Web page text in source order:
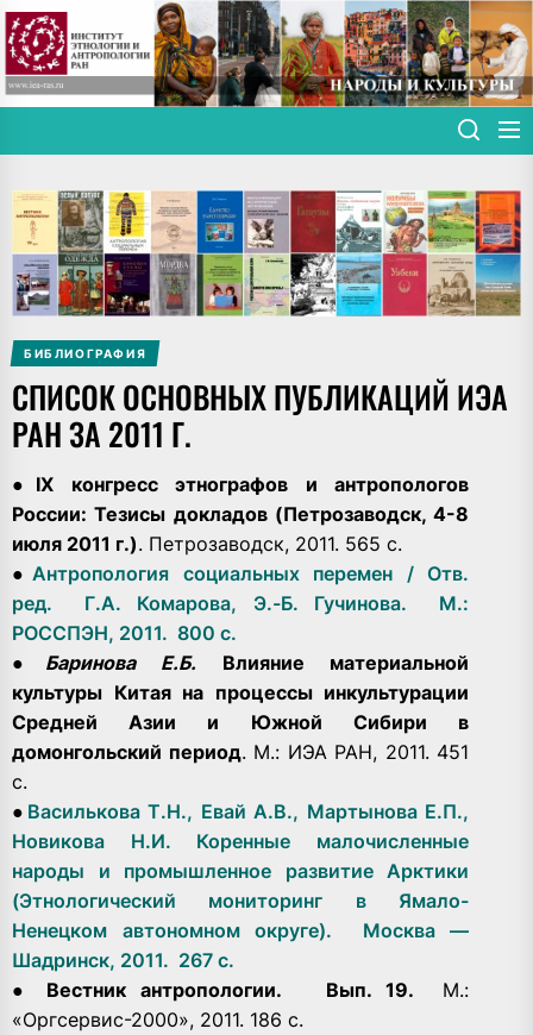
Skip
to
the
content
БИБЛИОГРАФИЯ
СПИСОК ОСНОВНЫХ ПУБЛИКАЦИЙ ИЭА
РАН ЗА 2011 Г.
● IX конгресс этнографов и антропологов
России: Тезисы докладов (Петрозаводск, 4-8
июля 2011 г.). Петрозаводск, 2011. 565 с.
● Антропология социальных перемен / Отв.
ред. Г.А. Комарова, Э.-Б. Гучинова. М.:
РОССПЭН, 2011. 800 с.
● Баринова Е.Б. Влияние материальной
культуры Китая на процессы инкультурации
Средней Азии и Южной Сибири в
домонгольский период. М.: ИЭА РАН, 2011. 451
с.
● Василькова Т.Н., Евай А.В., Мартынова Е.П.,
Новикова Н.И. Коренные малочисленные
народы и промышленное развитие Арктики
(Этнологический мониторинг в Ямало-
Ненецком автономном округе). Москва —
Шадринск, 2011. 267 с.
●
Вестник антропологии. Вып. 19.
М.:
«Оргсервис-2000», 2011. 186 с.